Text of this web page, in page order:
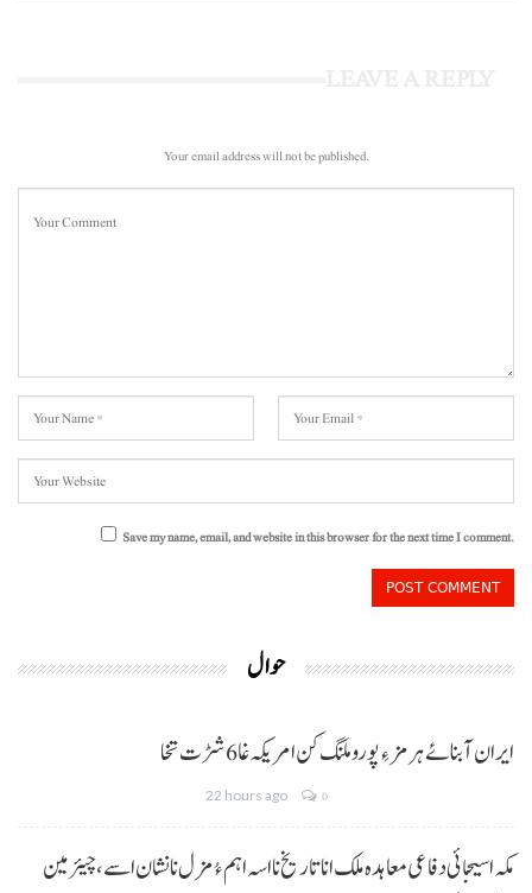
Your email address will not be published.
Save my name, email, and website in this browser for the next time I comment.
حوال
ایران آبنائے ہرمز ءِ پورو ملنگ کن امریکہ غا 6 شڑت تخا
22 hours ago 0
مکہ اسیجائی دفاعی معاہدہ ملک انا تاریخ نا اسہ اہم ءُ مزل نا نشان اسے، چیئرمین